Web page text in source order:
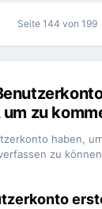
Seite 144 von 199
um zu
haben,
zu können